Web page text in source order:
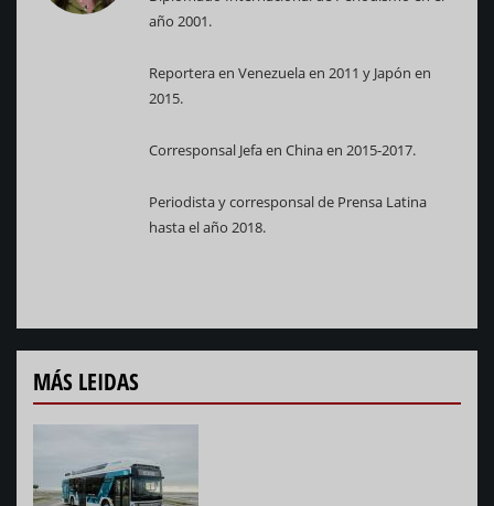
año 2001.
Reportera en Venezuela en 2011 y Japón en
2015.
Corresponsal Jefa en China en 2015-2017.
Periodista y corresponsal de Prensa Latina
hasta el año 2018.
MÁS LEIDAS